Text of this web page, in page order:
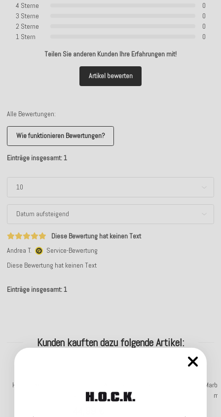
4 Sterne
0
3 Sterne
0
2 Sterne
0
1 Stern
0
Teilen Sie anderen Kunden Ihre Erfahrungen mit!
Artikel bewerten
Alle Bewertungen:
Wie funktionieren Bewertungen?
Einträge insgesamt: 1
Diese Bewertung hat keinen Text
Andrea T.
Service-Bewertung
Diese Bewertung hat keinen Text
Einträge insgesamt: 1
Kunden kauften dazu folgende Artikel:
H.O.C.K. Madrid Outdoor + Indoor Wendekissen 60x60cm
grau in&out
H.O.C.K.